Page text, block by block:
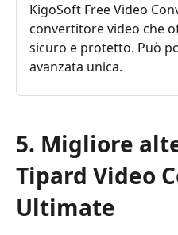
KigoSoft Free Video
convertitore video che
sicuro e protetto. Può
avanzata unica.
5. Migliore
Tipard Video
Ultimate